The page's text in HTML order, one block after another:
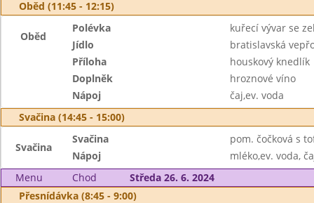
Oběd (11:45 - 12:15)
Oběd
Polévka
kuřecí vývar se
Jídlo
bratislavská
Příloha
houskový knedlík
Doplněk
hroznové víno
Nápoj
čaj,ev. voda
Svačina (14:45 - 15:00)
Svačina
Svačina
pom. čočková s
Nápoj
mléko,ev. voda,
Menu
Chod
Středa 26. 6. 2024
Přesnídávka (8:45 - 9:00)